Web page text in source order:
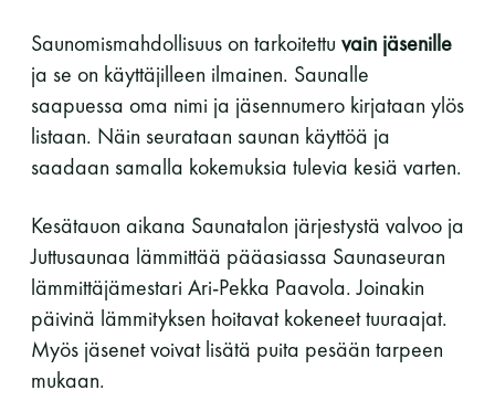
Hinnasto
Jäsen
12 €
Vieras jäsenen seurassa
25 €
Jäsenen lapsi 7-18 v.
6 €
Lapsi alle 7 v.
ilmainen
11 saunomiskerran kortti
120€
Saunomismahdollisuus on tarkoitettu vain jäsenille
ja se on käyttäjilleen ilmainen. Saunalle
saapuessa oma nimi ja jäsennumero kirjataan ylös
listaan. Näin seurataan saunan käyttöä ja
saadaan samalla kokemuksia tulevia kesiä varten.
Kesätauon aikana Saunatalon järjestystä valvoo ja
Juttusaunaa lämmittää pääasiassa Saunaseuran
lämmittäjämestari Ari-Pekka Paavola. Joinakin
päivinä lämmityksen hoitavat kokeneet tuuraajat.
Myös jäsenet voivat lisätä puita pesään tarpeen
mukaan.